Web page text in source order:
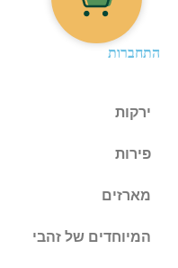
התחברות
ירקות
פירות
מארזים
המיוחדים של זהבי